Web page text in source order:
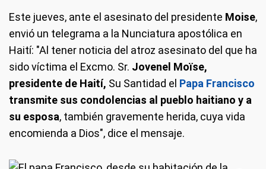
Este jueves, ante el asesinato del presidente Moise,
envió un telegrama a la Nunciatura apostólica en
Haití: "Al tener noticia del atroz asesinato del que ha
sido víctima el Excmo. Sr. Jovenel Moïse,
presidente de Haití, Su Santidad el Papa Francisco
transmite sus condolencias al pueblo haitiano y a
su esposa, también gravemente herida, cuya vida
encomienda a Dios", dice el mensaje.